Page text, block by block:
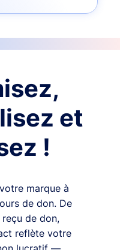
et
!
marque à
de don. De
de don,
reflète votre